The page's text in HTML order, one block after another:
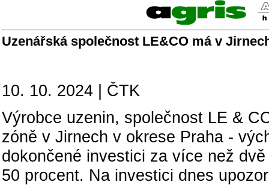
Uzenářská společnost LE&CO má v
10. 10. 2024 | ČTK
Výrobce uzenin, společnost LE &
zóně v Jirnech v okrese Praha -
dokončené investici za více než
50 procent. Na investici dnes